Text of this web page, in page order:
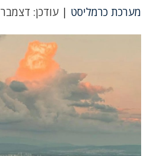
מערכת כרמליסט | עודכן: דצמבר 1, 2024